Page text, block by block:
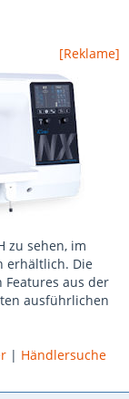
[Reklame]
zu sehen, im
erhältlich. Die
Features aus der
ausführlichen
| Händlersuche